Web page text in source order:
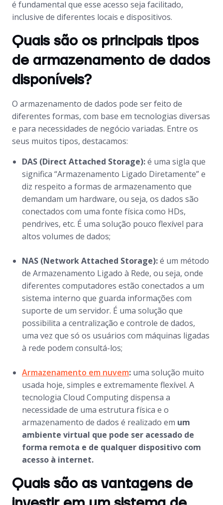
é fundamental que esse acesso seja facilitado,
inclusive de diferentes locais e dispositivos.
Quais são os principais tipos
de armazenamento de dados
disponíveis?
O armazenamento de dados pode ser feito de
diferentes formas, com base em tecnologias diversas
e para necessidades de negócio variadas. Entre os
seus muitos tipos, destacamos:
DAS (Direct Attached Storage):é uma sigla que
significa “Armazenamento Ligado Diretamente” e
diz respeito a formas de armazenamento que
demandam um hardware, ou seja, os dados são
conectados com uma fonte física como HDs,
pendrives, etc. É uma solução pouco flexível para
altos volumes de dados;
NAS (Network Attached Storage):é um método
de Armazenamento Ligado à Rede, ou seja, onde
diferentes computadores estão conectados a um
sistema interno que guarda informações com
suporte de um servidor. É uma solução que
possibilita a centralização e controle de dados,
uma vez que só os usuários com máquinas ligadas
à rede podem consultá-los;
Armazenamento em nuvem: uma solução muito
usada hoje, simples e extremamente flexível. A
tecnologia Cloud Computing dispensa a
necessidade de uma estrutura física e o
armazenamento de dados é realizado em um
ambiente virtual que pode ser acessado de
forma remota e de qualquer dispositivo com
acesso à internet.
Quais são as vantagens de